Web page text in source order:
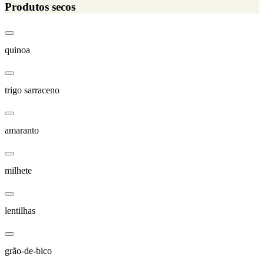
Produtos secos
quinoa
trigo sarraceno
amaranto
milhete
lentilhas
grão-de-bico